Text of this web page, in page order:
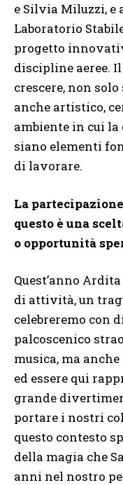
e Silvia Miluzzi, e
Laboratorio
progetto
discipline aeree.
crescere, non
anche artistico,
ambiente in cui
siano elementi
di lavorare.
La
questo è una
o opportunità
Quest’anno
di attività, un
celebreremo con
palcoscenico
musica, ma
ed essere qui
grande
portare i nostri
questo contesto
della magia che
anni nel nostro